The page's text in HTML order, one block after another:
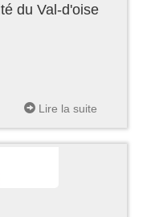
du Val-d'oise
Lire la suite